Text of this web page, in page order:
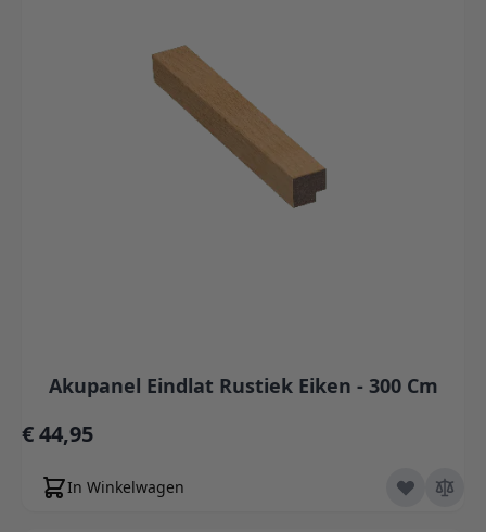
Akupanel Eindlat Rustiek Eiken - 300 Cm
€ 44,95
In Winkelwagen